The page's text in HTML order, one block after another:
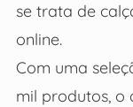
se trata de
online.
Com uma
mil produtos, o